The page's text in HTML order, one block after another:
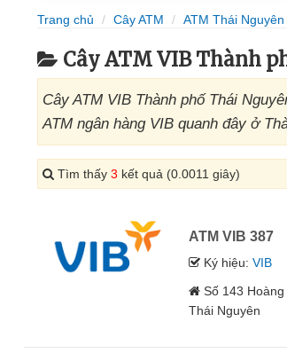
Trang chủ Cây ATM ATM Thái Nguyên
Cây ATM VIB Thành
Cây ATM VIB Thành phố Thái
ATM ngân hàng VIB quanh đây ở
Tìm thấy 3 kết quả (0.0011 giây)
ATM VIB 387
Ký hiệu:VIB
Số 143
Thái Nguyên